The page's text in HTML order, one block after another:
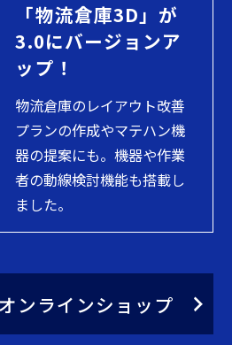
「物流倉庫3D」が
3.0にバージョンア
ップ！
物流倉庫のレイアウト改善
プランの作成やマテハン機
器の提案にも。機器や作業
者の動線検討機能も搭載し
ました。
ンラインショップ